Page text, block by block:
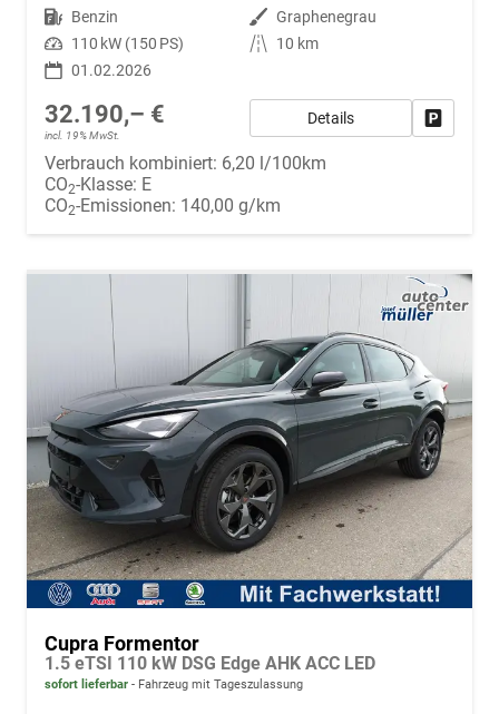
Kraftstoff Benzin Außenfarbe Graphenegrau
Leistung 110 kW (150 PS) Kilometerstand
10 km
01.02.2026
32.190,– €
incl. 19% MwSt.
Details
Verbrauch kombiniert: 6,20 l/100km
CO2-Klasse: E
CO2-Emissionen: 140,00 g/km
Cupra Formentor
1.5 eTSI 110 kW DSG Edge AHK ACC LED
sofort lieferbar Fahrzeug mit Tageszulassung